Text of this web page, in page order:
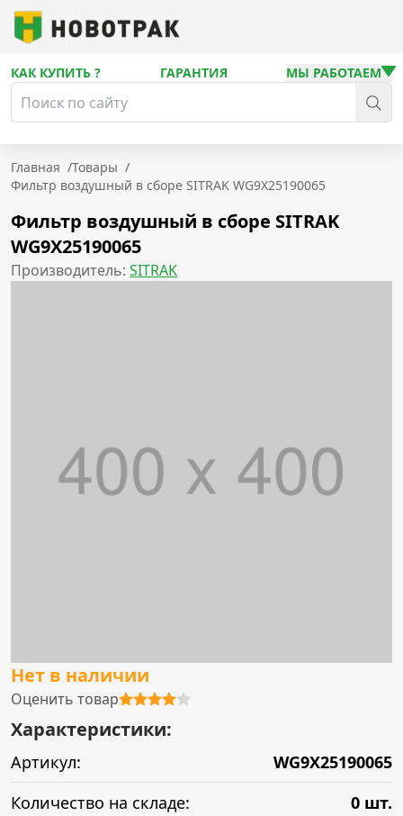
КАК КУПИТЬ ? ГАРАНТИЯ МЫ РАБОТАЕМ
Главная /Товары /
Фильтр воздушный в сборе SITRAK WG9X25190065
Фильтр воздушный в сборе SITRAK
WG9X25190065
Производитель: SITRAK
Нет в наличии
Оценить товар
Характеристики:
Артикул:
WG9X25190065
Количество на складе:
0 шт.